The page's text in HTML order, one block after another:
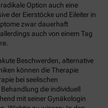
Option auch eine
der Eierstöcke und Eileiter in
zwar dauerhaft
auch von einem Tag
Beschwerden, alternative
können die Therapie
bei seelischen
die individuell
mit seiner Gynäkologin